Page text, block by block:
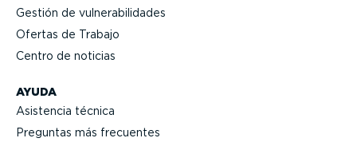
AYUDA
Asistencia técnica
Preguntas más frecuentes
Gestión de vulne­ra­bi­li­dades
Ofertas de Trabajo
Centro de noticias